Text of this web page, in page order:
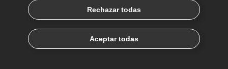
En Járkov, diócesis situada en
la zona de guerra de Ucrania, la
Iglesia se dedica a curar a
Rechazar todas
Aceptar todas